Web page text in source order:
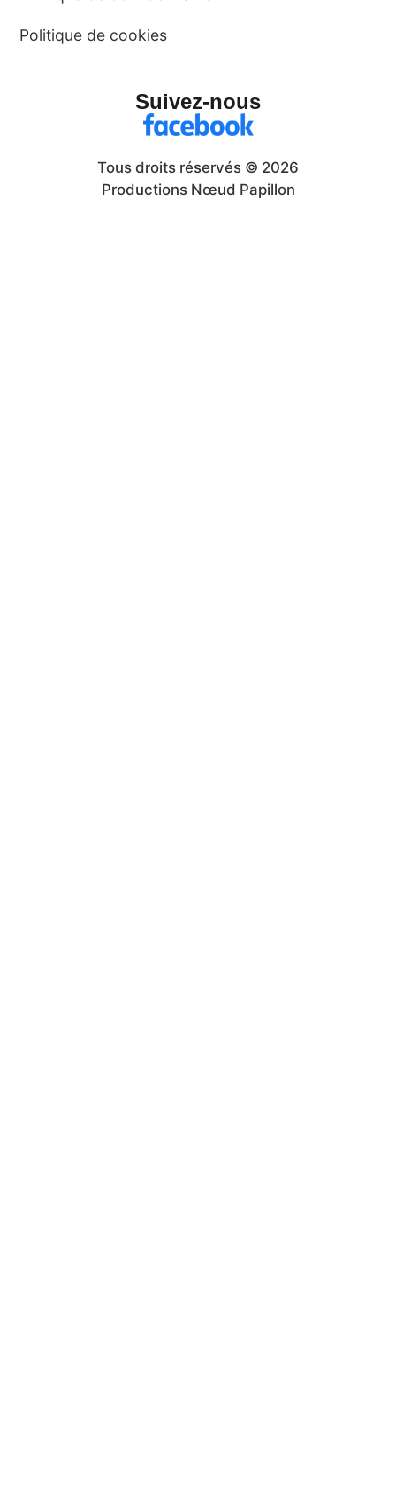
Politique de cookies
Suivez-nous
Tous droits réservés © 2026
Productions Nœud Papillon